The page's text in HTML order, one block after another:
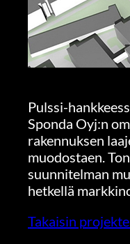
Pulssi-
Sponda Oyj:n
rakennuksen
muodostaen.
suunnitelman
hetkellä
Takaisin